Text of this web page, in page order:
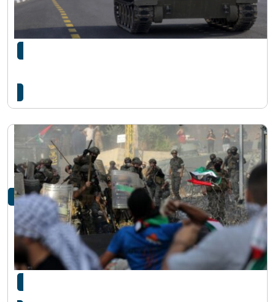
यसरी हमासको २ वर्षको योजना अगाडि इजरायको
गुप्तचर एजेन्सी मोसाद…
इजरायल–प्यालेस्टाइन विवाद र हमासको उदय